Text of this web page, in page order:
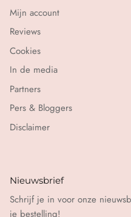
Mijn account
Reviews
Cookies
In de media
Partners
Pers & Bloggers
Disclaimer
Nieuwsbrief
Schrijf je in voor onze
je bestelling!